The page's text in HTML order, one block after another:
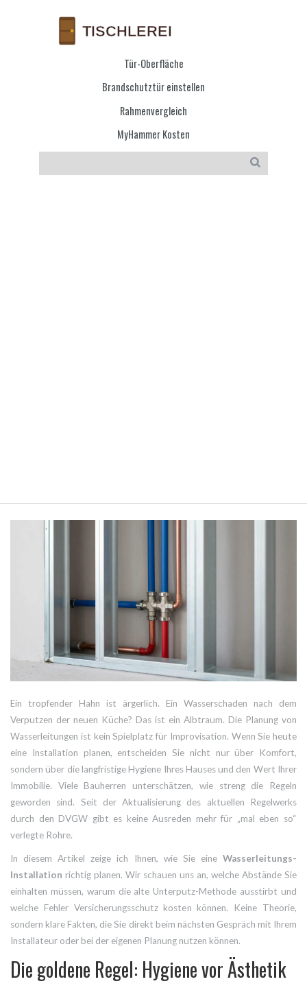
Tür-Oberfläche
Brandschutztür einstellen
Rahmenvergleich
MyHammer Kosten
Ein tropfender Hahn ist ärgerlich. Ein Wasserschaden nach dem
Verputzen der neuen Küche? Das ist ein Albtraum. Die Planung von
Wasserleitungen ist kein Spielplatz für Improvisation. Wenn Sie heute
eine Installation planen, entscheiden Sie nicht nur über Komfort,
sondern über die langfristige Hygiene Ihres Hauses und den Wert Ihrer
Immobilie. Viele Bauherren unterschätzen, wie streng die Regeln
geworden sind. Seit der Aktualisierung des aktuellen Regelwerks
durch den DVGW gibt es keine Ausreden mehr für „mal eben so“
verlegte Rohre.
In diesem Artikel zeige ich Ihnen, wie Sie eine Wasserleitungs-
Installation richtig planen. Wir schauen uns an, welche Abstände Sie
einhalten müssen, warum die alte Unterputz-Methode ausstirbt und
welche Fehler Versicherungsschutz kosten können. Keine Theorie,
sondern klare Fakten, die Sie direkt beim nächsten Gespräch mit Ihrem
Installateur oder bei der eigenen Planung nutzen können.
Die goldene Regel: Hygiene vor Ästhetik